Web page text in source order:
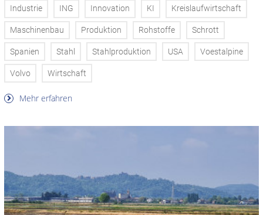
Industrie ING Innovation KI Kreislaufwirtschaft
Maschinenbau Produktion Rohstoffe Schrott
Spanien Stahl Stahlproduktion USA Voestalpine
Volvo Wirtschaft
Mehr erfahren